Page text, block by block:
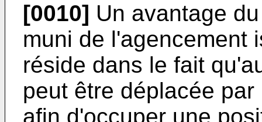
[0010] Un avantage
muni de l'agencement
réside dans le fait
peut être déplacée
afin d'occuper une